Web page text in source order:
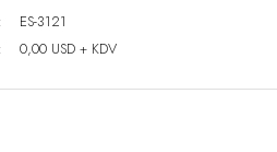
ES-3121
0,00 USD + KDV